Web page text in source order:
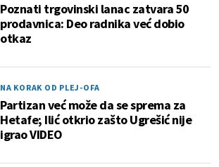
Poznati trgovinski lanac zatvara 50
prodavnica: Deo radnika već dobio
otkaz
NA KORAK OD PLEJ-OFA
Partizan već može da se sprema za
Hetafe; Ilić otkrio zašto Ugrešić nije
igrao VIDEO